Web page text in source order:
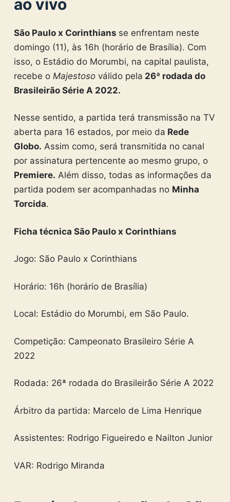
ao vivo
São Paulo x Corinthians se enfrentam neste
domingo (11), às 16h (horário de Brasília). Com
isso, o Estádio do Morumbi, na capital paulista,
recebe o Majestosoválido pela 26ª rodada do
Brasileirão Série A 2022.
Nesse sentido, a partida terá transmissão na TV
aberta para 16 estados, por meio da Rede
Globo. Assim como, será transmitida no canal
por assinatura pertencente ao mesmo grupo, o
Premiere. Além disso, todas as informações da
partida podem ser acompanhadas no Minha
Torcida.
Ficha técnica São Paulo x Corinthians
Jogo: São Paulo x Corinthians
Horário: 16h (horário de Brasília)
Local: Estádio do Morumbi, em São Paulo.
Competição: Campeonato Brasileiro Série A
2022
Rodada: 26ª rodada do Brasileirão Série A 2022
Árbitro da partida: Marcelo de Lima Henrique
Assistentes: Rodrigo Figueiredo e Nailton Junior
VAR: Rodrigo Miranda